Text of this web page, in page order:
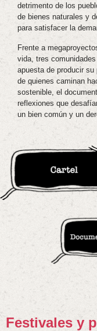
detrimento de los
de bienes naturales y
para satisfacer la
Frente a
vida, tres
apuesta de producir
de quienes caminan
sostenible, el
reflexiones que
un bien común y un
Festivales y